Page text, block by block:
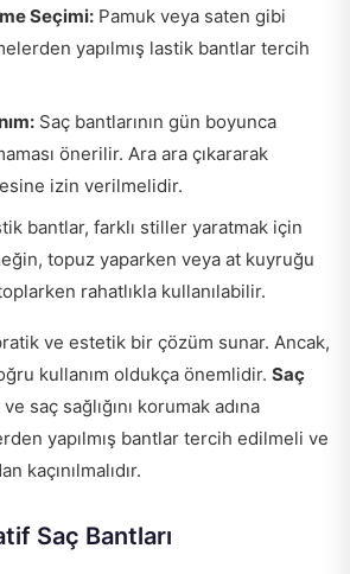
Seçimi: Pamuk veya saten gibi
yapılmış lastik bantlar tercih
Saç bantlarının gün boyunca
önerilir. Ara ara çıkararak
izin verilmelidir.
bantlar, farklı stiller yaratmak için
topuz yaparken veya at kuyruğu
rahatlıkla kullanılabilir.
ve estetik bir çözüm sunar. Ancak,
kullanım oldukça önemlidir. Saç
ve saç sağlığını korumak adına
yapılmış bantlar tercih edilmeli ve
kaçınılmalıdır.
Saç Bantları